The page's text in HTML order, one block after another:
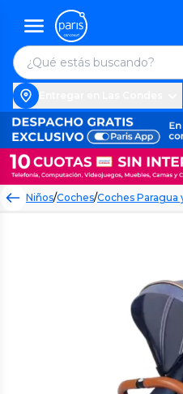
Niños/Coches/Coches Paragua